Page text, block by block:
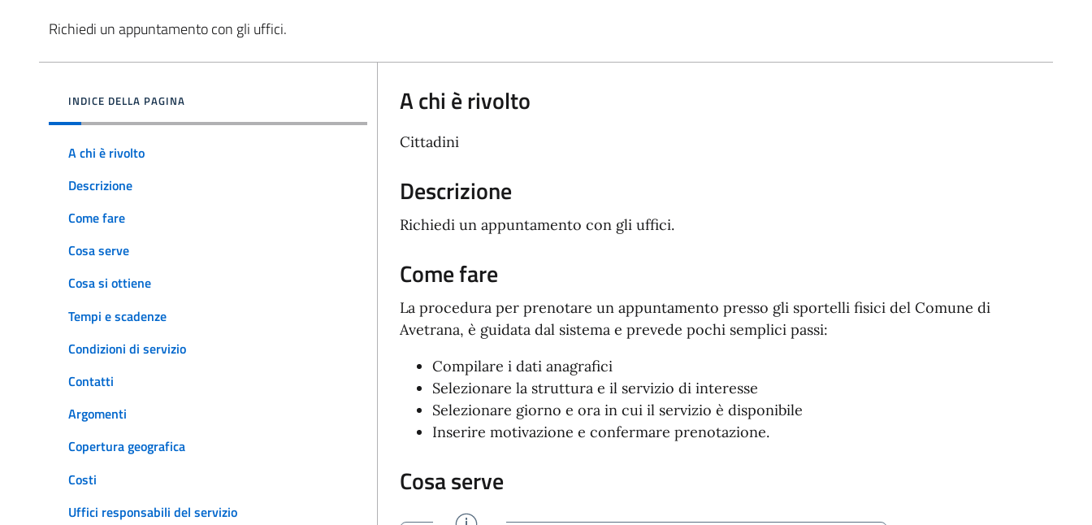
Richiedi un appuntamento con gli uffici.
INDICE DELLA PAGINA
A chi è rivolto
Descrizione
Come fare
Cosa serve
Cosa si ottiene
Tempi e scadenze
Condizioni di servizio
Contatti
Argomenti
Copertura geografica
Costi
Uffici responsabili del servizio
A chi è rivolto
Cittadini
Descrizione
Richiedi un appuntamento con gli uffici.
Come fare
La procedura per prenotare un appuntamento presso gli sportelli fisici del Comune di
Avetrana, è guidata dal sistema e prevede pochi semplici passi:
Compilare i dati anagrafici
Selezionare la struttura e il servizio di interesse
Selezionare giorno e ora in cui il servizio è disponibile
Inserire motivazione e confermare prenotazione.
Cosa serve